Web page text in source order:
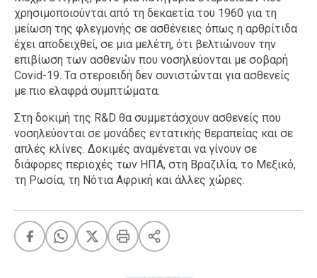
χρησιμοποιούνται από τη δεκαετία του 1960 για τη
μείωση της φλεγμονής σε ασθένειες όπως η αρθρίτιδα
έχει αποδειχθεί, σε μια μελέτη, ότι βελτιώνουν την
επιβίωση των ασθενών που νοσηλεύονται με σοβαρή
Covid-19. Τα στεροειδή δεν συνιστώνται για ασθενείς
με πιο ελαφρά συμπτώματα.
Στη δοκιμή της R&D θα συμμετάσχουν ασθενείς που
νοσηλεύονται σε μονάδες εντατικής θεραπείας και σε
απλές κλίνες. Δοκιμές αναμένεται να γίνουν σε
διάφορες περιοχές των ΗΠΑ, στη Βραζιλία, το Μεξικό,
τη Ρωσία, τη Νότια Αφρική και άλλες χώρες.